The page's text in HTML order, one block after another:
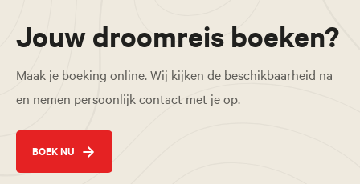
Jouw droomreis boeken?
Maak je boeking online. Wij kijken de beschikbaarheid na
en nemen persoonlijk contact met je op.
BOEK NU